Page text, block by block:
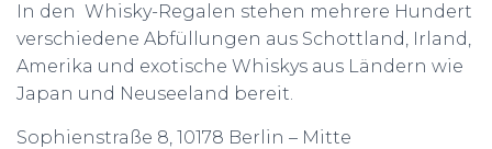
In den Whisky-Regalen stehen mehrere Hundert
verschiedene Abfüllungen aus Schottland, Irland,
Amerika und exotische Whiskys aus Ländern wie
Japan und Neuseeland bereit.
Sophienstraße 8, 10178 Berlin – Mitte